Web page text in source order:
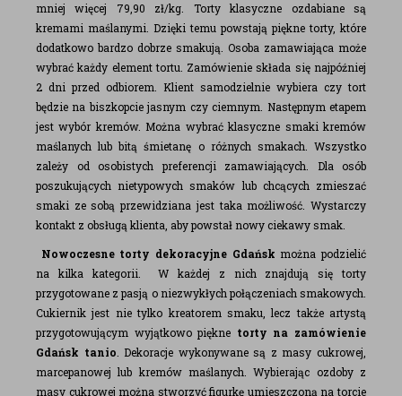
mniej więcej 79,90 zł/kg. Torty klasyczne ozdabiane są
kremami maślanymi. Dzięki temu powstają piękne torty, które
dodatkowo bardzo dobrze smakują. Osoba zamawiająca może
wybrać każdy element tortu. Zamówienie składa się najpóźniej
2 dni przed odbiorem. Klient samodzielnie wybiera czy tort
będzie na biszkopcie jasnym czy ciemnym. Następnym etapem
jest wybór kremów. Można wybrać klasyczne smaki kremów
maślanych lub bitą śmietanę o różnych smakach. Wszystko
zależy od osobistych preferencji zamawiających. Dla osób
poszukujących nietypowych smaków lub chcących zmieszać
smaki ze sobą przewidziana jest taka możliwość. Wystarczy
kontakt z obsługą klienta, aby powstał nowy ciekawy smak.
Nowoczesne torty dekoracyjne Gdańsk można podzielić
na kilka kategorii. W każdej z nich znajdują się torty
przygotowane z pasją o niezwykłych połączeniach smakowych.
Cukiernik jest nie tylko kreatorem smaku, lecz także artystą
przygotowującym wyjątkowo piękne torty na zamówienie
Gdańsk tanio . Dekoracje wykonywane są z masy cukrowej,
marcepanowej lub kremów maślanych. Wybierając ozdoby z
masy cukrowej można stworzyć figurkę umieszczoną na torcie